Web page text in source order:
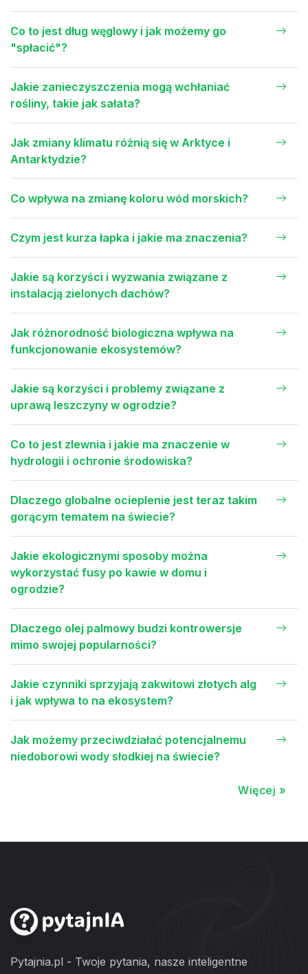
Co to jest dług węglowy i jak możemy go
"spłacić"?
Jakie zanieczyszczenia mogą wchłaniać
rośliny, takie jak sałata?
Jak zmiany klimatu różnią się w Arktyce i
Antarktydzie?
Co wpływa na zmianę koloru wód morskich?
Czym jest kurza łapka i jakie ma znaczenia?
Jakie są korzyści i wyzwania związane z
instalacją zielonych dachów?
Jak różnorodność biologiczna wpływa na
funkcjonowanie ekosystemów?
Jakie są korzyści i problemy związane z
uprawą leszczyny w ogrodzie?
Co to jest zlewnia i jakie ma znaczenie w
hydrologii i ochronie środowiska?
Dlaczego globalne ocieplenie jest teraz takim
gorącym tematem na świecie?
Jakie ekologicznymi sposoby można
wykorzystać fusy po kawie w domu i
ogrodzie?
Dlaczego olej palmowy budzi kontrowersje
mimo swojej popularności?
Jakie czynniki sprzyjają zakwitowi złotych alg
i jak wpływa to na ekosystem?
Jak możemy przeciwdziałać potencjalnemu
niedoborowi wody słodkiej na świecie?
Więcej »
Pytajnia.pl - Twoje pytania, nasze inteligentne